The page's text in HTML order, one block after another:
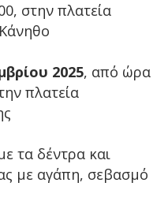
στην πλατεία
2025, από ώρα
πλατεία
τα δέντρα και
με αγάπη, σεβασμό